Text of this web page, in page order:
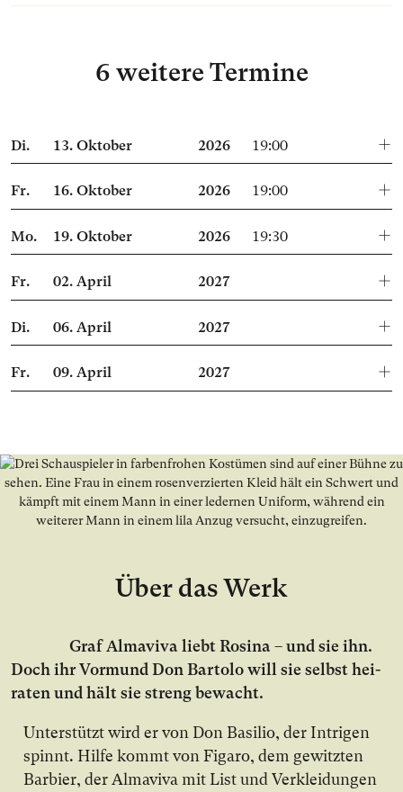
6 weitere Termine
Di. 13.Oktober 2026 19:00
Fr. 16.Oktober 2026 19:00
Mo. 19.Oktober 2026 19:30
Fr. 02.April 2027
Di. 06.April 2027
Fr. 09.April 2027
Über das Werk
Graf Almaviva liebt Rosina – und sie ihn.
Doch ihr Vor­mund Don Bartolo will sie selbst hei­
ra­ten und hält sie streng be­wacht.
Un­ter­stützt wird er von Don Basilio, der In­tri­gen
spinnt. Hil­fe kommt von Figaro, dem ge­witz­ten
Bar­bier, der Almaviva mit List und Ver­klei­dun­gen